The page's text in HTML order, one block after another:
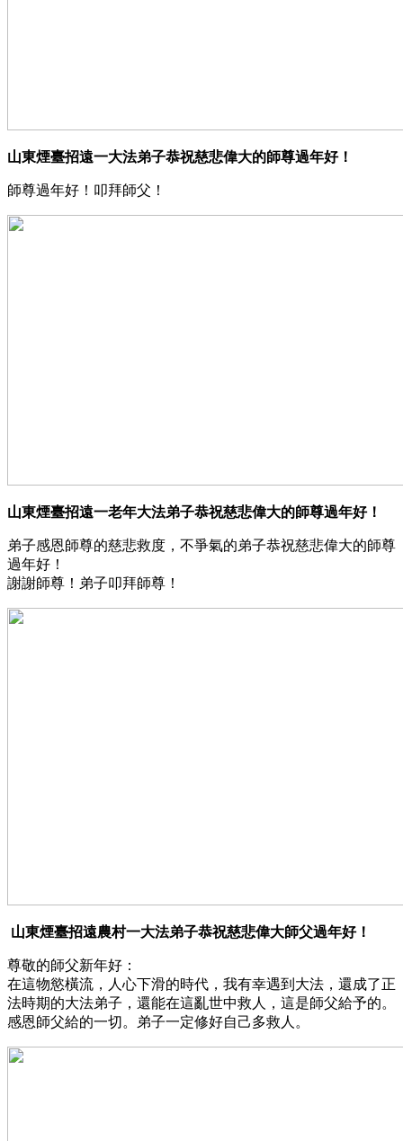
山東煙臺招遠一大法弟子恭祝慈悲偉大的師尊過年好！
師尊過年好！叩拜師父！
山東煙臺招遠一老年大法弟子恭祝慈悲偉大的師尊過年好！
弟子感恩師尊的慈悲救度，不爭氣的弟子恭祝慈悲偉大的師尊
過年好！
謝謝師尊！弟子叩拜師尊！
山東煙臺招遠農村一大法弟子恭祝慈悲偉大師父過年好！
尊敬的師父新年好：
在這物慾橫流，人心下滑的時代，我有幸遇到大法，還成了正
法時期的大法弟子，還能在這亂世中救人，這是師父給予的。
感恩師父給的一切。弟子一定修好自己多救人。